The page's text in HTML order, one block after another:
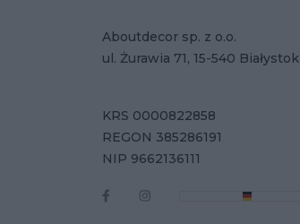
Aboutdecor sp. z o.o.
ul. Żurawia 71, 15-540 Białystok
KRS 0000822858
REGON 385286191
NIP 9662136111